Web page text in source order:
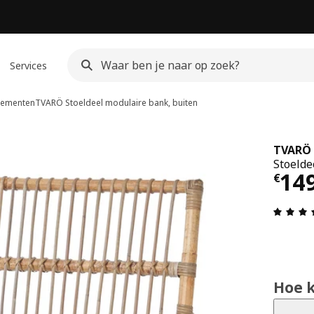
Services
TVARÖ Stoeldeel modulaire bank, buiten
TVARÖ
€
Hoe